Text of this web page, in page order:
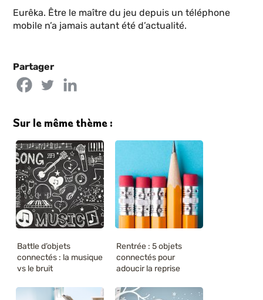
Eurêka. Être le maître du jeu depuis un téléphone
mobile n’a jamais autant été d’actualité.
Partager
Sur le même thème :
Battle d’objets
connectés : la musique
vs le bruit
Rentrée : 5 objets
connectés pour
adoucir la reprise